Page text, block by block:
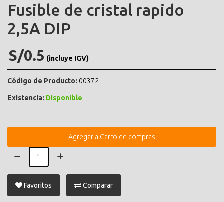
Fusible de cristal rapido
2,5A DIP
S/0.5 (incluye IGV)
Código de Producto: 00372
Existencia: Disponible
Agregar a Carro de compras
Favoritos Comparar